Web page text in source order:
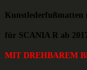
Kunstlederfußmatten
für SCANIA R ab
MIT DREHBAREM